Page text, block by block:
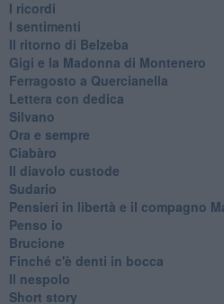
I ricordi
I sentimenti
Il ritorno di Belzeba
Gigi e la Madonna di Montenero
Ferragosto a Quercianella
Lettera con dedica
Silvano
Ora e sempre
Ciabàro
Il diavolo custode
Sudario
Pensieri in libertà e il compagno
Penso io
Brucione
Finché c'è denti in bocca
Il nespolo
Short story